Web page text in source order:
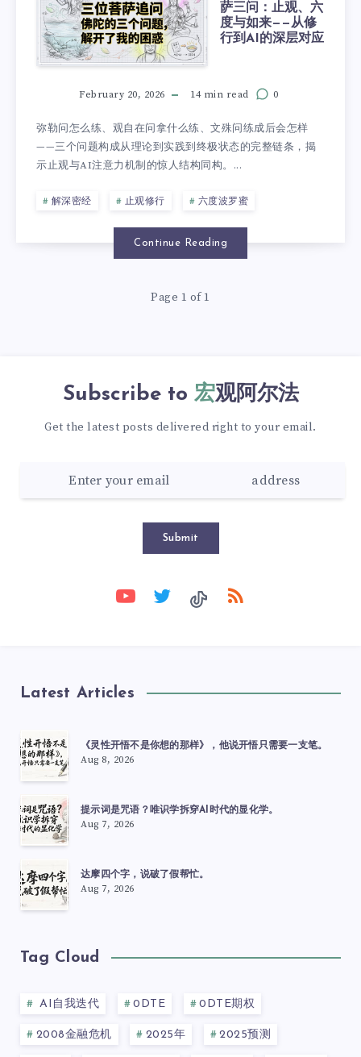
萨三问：止观、六
度与如来——从修
行到AI的深层对应
February 20, 2026 14 min read 0
弥勒问怎么练、观自在问拿什么练、文殊问练成后会怎样
——三个问题构成从理论到实践到终极状态的完整链条，揭
示止观与AI注意力机制的惊人结构同构。...
解深密经 止观修行 六度波罗蜜
Continue Reading
Page 1 of 1
Subscribe to 宏观阿尔法
Get the latest posts delivered right to your email.
Submit
Latest Articles
《灵性开悟不是你想的那样》，他说开悟只需要一支笔。
Aug 8, 2026
提示词是咒语？唯识学拆穿AI时代的显化学。
Aug 7, 2026
达摩四个字，说破了假帮忙。
Aug 7, 2026
Tag Cloud
AI自我迭代 0DTE 0DTE期权
2008金融危机 2025年 2025预测